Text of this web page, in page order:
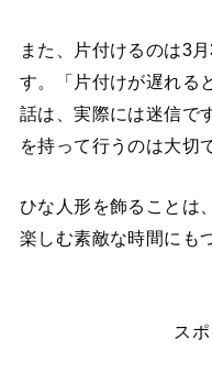
また、片付けるのは3
す。「片付けが遅れる
話は、実際には迷信で
を持って行うのは大切
ひな人形を飾ることは
楽しむ素敵な時間にも
ス